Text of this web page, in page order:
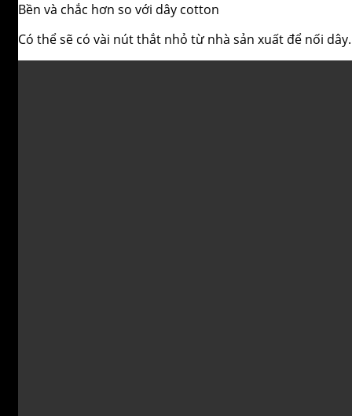
Bền và chắc hơn so với dây cotton
Có thể sẽ có vài nút thắt nhỏ từ nhà sản xuất để nối